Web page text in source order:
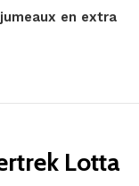
en extra
Lotta